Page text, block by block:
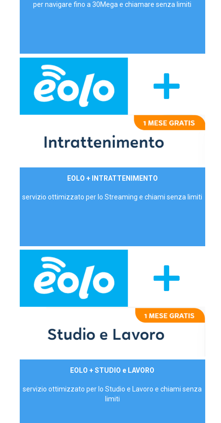
per navigare fino a 30Mega e chiamare senza limiti
EOLO + INTRATTENIMENTO
servizio ottimizzato per lo Streaming e chiami senza limiti
EOLO + STUDIO e LAVORO
servizio ottimizzato per lo Studio e Lavoro e chiami senza
limiti